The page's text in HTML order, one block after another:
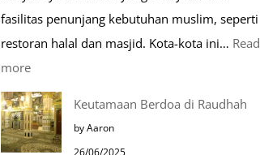
fasilitas penunjang kebutuhan muslim, seperti
restoran halal dan masjid. Kota-kota ini… Read
more:
10
Kota
Ramah
Keutamaan Berdoa di Raudhah
by Aaron
26/06/2025